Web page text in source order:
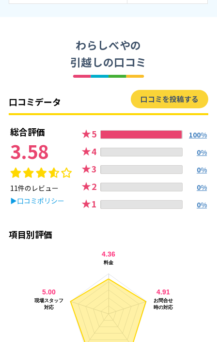
わらしべやの
引越しの口コミ
口コミデータ 口コミを投稿する
項目別評価
総合評価
3.58
11件のレビュー
▶口コミポリシー
★5 100%
★4 0%
★3 0%
★2 0%
★1 0%